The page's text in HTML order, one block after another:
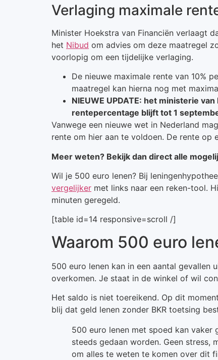
Verlaging maximale
Minister Hoekstra van Financiën verlaagt
het Nibud om advies om deze maatregel
voorlopig om een tijdelijke verlaging.
De nieuwe maximale rente van 10%
maatregel kan hierna nog met
NIEUWE UPDATE: het ministerie
rentepercentage blijft tot 1
Vanwege een nieuwe wet in Nederland
rente om hier aan te voldoen. De rente op
Meer weten? Bekijk dan direct alle
Wil je 500 euro lenen? Bij
vergelijker met links naar een reken-tool.
minuten geregeld.
[table id=14 responsive=scroll /]
Waarom 500 euro
500 euro lenen kan in een aantal gevallen
overkomen. Je staat in de winkel of wil
Het saldo is niet toereikend. Op dit
blij dat geld lenen zonder BKR toetsing
500 euro lenen met spoed kan vaker
steeds gedaan worden. Geen stress,
om alles te weten te komen over dit